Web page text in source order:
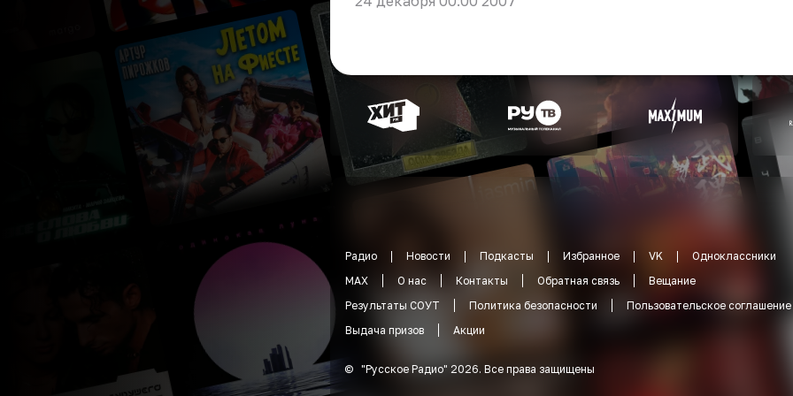
Радио Новости Подкасты Избранное VK
Одноклассники
MAX
О нас Контакты Обратная связь
Вещание
Результаты СОУТ
Политика безопасности
Пользовательское соглашение
Выдача призов
Акции
© "Русское Радио" 2026. Все права защищены